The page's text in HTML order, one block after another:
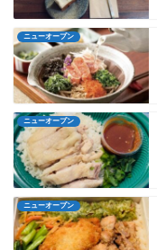
ニューオープン
ニューオープン
ニューオープン